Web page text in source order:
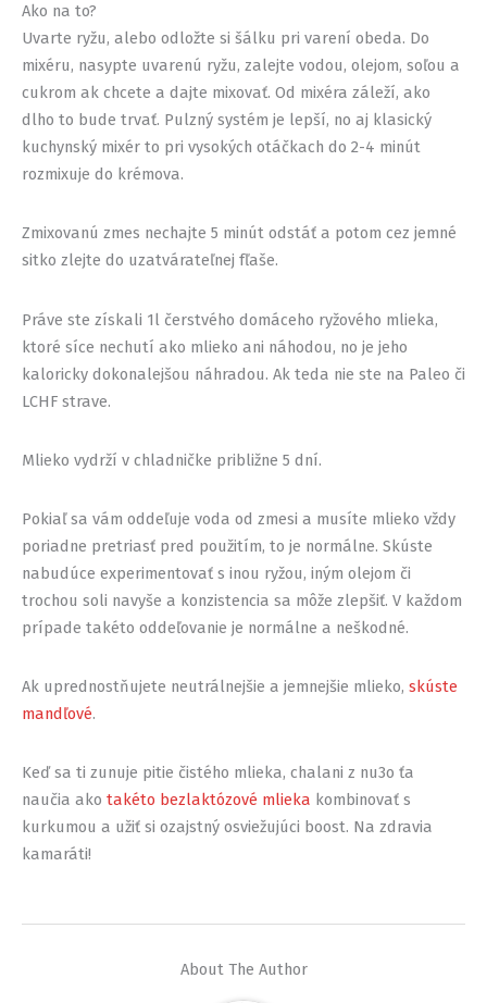
Ako na to?
Uvarte ryžu, alebo odložte si šálku pri varení obeda. Do
mixéru, nasypte uvarenú ryžu, zalejte vodou, olejom, soľou a
cukrom ak chcete a dajte mixovať. Od mixéra záleží, ako
dlho to bude trvať. Pulzný systém je lepší, no aj klasický
kuchynský mixér to pri vysokých otáčkach do 2-4 minút
rozmixuje do krémova.
Zmixovanú zmes nechajte 5 minút odstáť a potom cez jemné
sitko zlejte do uzatvárateľnej fľaše.
Práve ste získali 1l čerstvého domáceho ryžového mlieka,
ktoré síce nechutí ako mlieko ani náhodou, no je jeho
kaloricky dokonalejšou náhradou. Ak teda nie ste na Paleo či
LCHF strave.
Mlieko vydrží v chladničke približne 5 dní.
Pokiaľ sa vám oddeľuje voda od zmesi a musíte mlieko vždy
poriadne pretriasť pred použitím, to je normálne. Skúste
nabudúce experimentovať s inou ryžou, iným olejom či
trochou soli navyše a konzistencia sa môže zlepšiť. V každom
prípade takéto oddeľovanie je normálne a neškodné.
Ak uprednostňujete neutrálnejšie a jemnejšie mlieko, skúste
mandľové.
Keď sa ti zunuje pitie čistého mlieka, chalani z nu3o ťa
naučia ako takéto bezlaktózové mlieka kombinovať s
kurkumou a užiť si ozajstný osviežujúci boost. Na zdravia
kamaráti!
About The Author